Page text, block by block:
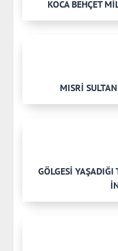
KOCA BEHÇET
MISRİ
GÖLGESİ